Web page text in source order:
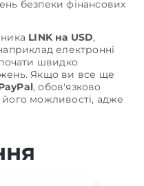
безпеки фінансових
LINK на USD,
електронні
швидко
Якщо ви все ще
, обов'язково
можливості, адже